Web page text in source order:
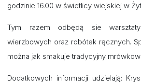
godzinie 16.00 w świetlicy wiejskiej w
Tym razem odbędą sie
wierzbowych oraz robótek ręcznych.
można jak smakuje tradycyjny
Dodatkowych informacji udzielają: